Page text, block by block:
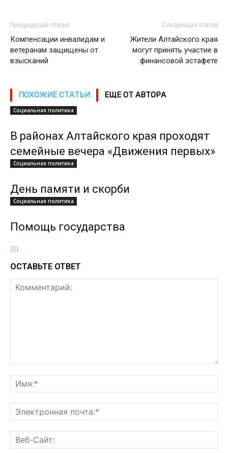
Предыдущая статья
Компенсации инвалидам и
ветеранам защищены от
взысканий
Следующая статья
Жители Алтайского края
могут принять участие в
финансовой эстафете
ПОХОЖИЕ СТАТЬИ ЕЩЕ ОТ АВТОРА
Социальная политика
В районах Алтайского края проходят
семейные вечера «Движения первых»
Социальная политика
День памяти и скорби
Социальная политика
Помощь государства
ОСТАВЬТЕ ОТВЕТ